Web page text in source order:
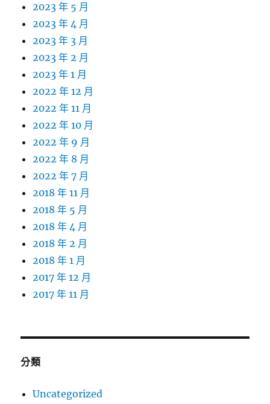
2023 年 5 月
2023 年 4 月
2023 年 3 月
2023 年 2 月
2023 年 1 月
2022 年 12 月
2022 年 11 月
2022 年 10 月
2022 年 9 月
2022 年 8 月
2022 年 7 月
2018 年 11 月
2018 年 5 月
2018 年 4 月
2018 年 2 月
2018 年 1 月
2017 年 12 月
2017 年 11 月
分類
Uncategorized